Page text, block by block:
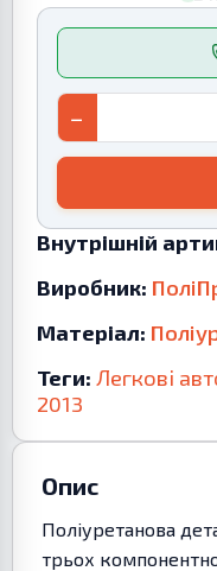
−
Внутрішній
Виробник:
Матеріал:
Теги: Легкові
2013
Опис
Поліуретанова
трьох